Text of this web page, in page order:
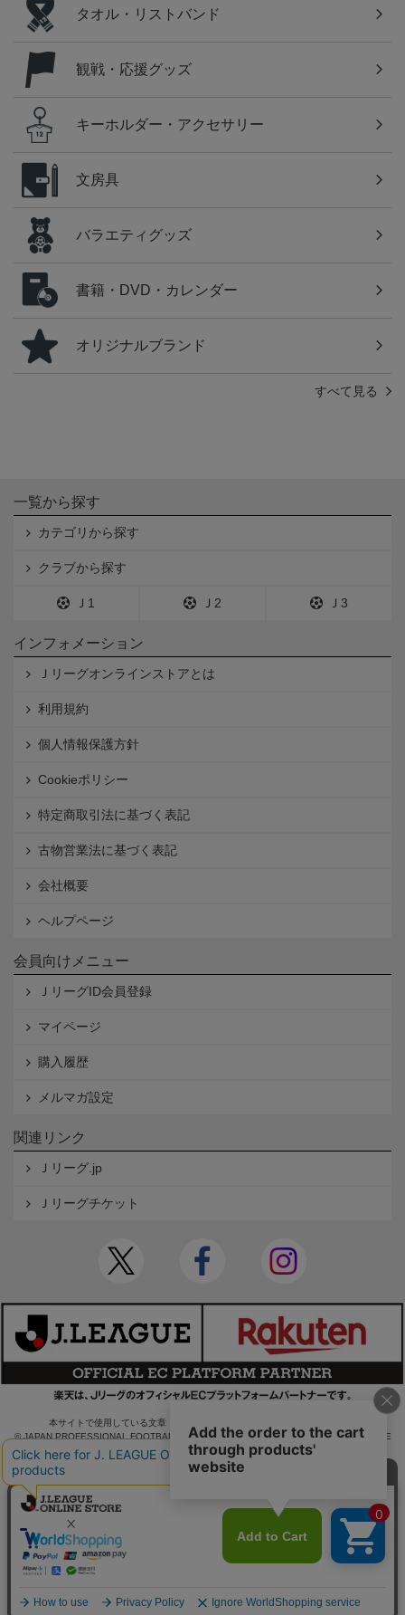
タオル・リストバンド
観戦・応援グッズ
キーホルダー・アクセサリー
文房具
バラエティグッズ
書籍・DVD・カレンダー
オリジナルブランド
すべて見る
一覧から探す
カテゴリから探す
クラブから探す
Ｊ1 Ｊ2 Ｊ3
インフォメーション
Ｊリーグオンラインストアとは
利用規約
個人情報保護方針
Cookieポリシー
特定商取引法に基づく表記
古物営業法に基づく表記
会社概要
ヘルプページ
会員向けメニュー
ＪリーグID会員登録
マイページ
購入履歴
メルマガ設定
関連リンク
Ｊリーグ.jp
Ｊリーグチケット
本サイトで使用している文章・画像等の無断での複製・転載を禁止します。
© JAPAN PROFESSIONAL FOOTBALL LEAGUE Rakuten Group, Inc. ALL RIGHTS RE
SERVED.